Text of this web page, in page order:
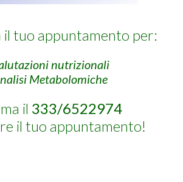
il tuo appuntamento per:
nutrizionali
Metabolomiche
il 333/6522974
il tuo appuntamento!